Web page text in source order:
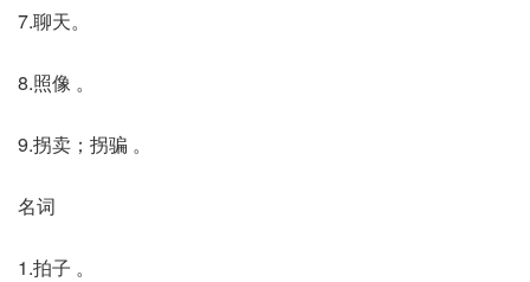
7.聊天。
8.照像 。
9.拐卖；拐骗 。
名词
1.拍子 。